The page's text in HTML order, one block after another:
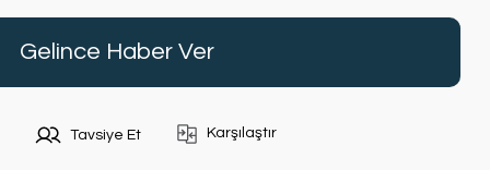
Gelince Haber Ver
Tavsiye Et Karşılaştır